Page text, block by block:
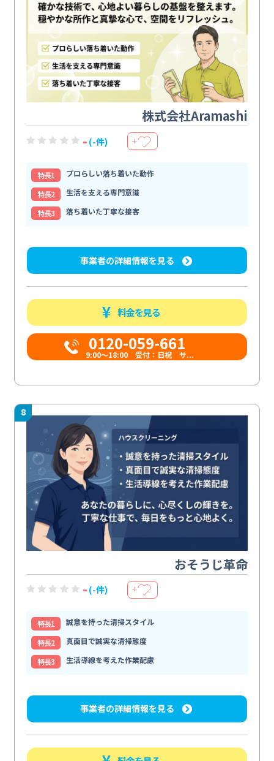
株式会社Aramashi
- (-件) ＋
特⻑1
プロらしい落ち着いた動作
特⻑2
生活を支える専門意識
特⻑3
落ち着いた丁寧な接客
事業者の詳細情報を見る
料金を見る
0120-059-661
9:00〜18:00 受付：日祝 サ...
8
おそうじ革命
- (-件) ＋
特⻑1
誠意を持った清掃スタイル
特⻑2
真面目で誠実な清掃態度
特⻑3
生活導線を考えた作業配慮
事業者の詳細情報を見る